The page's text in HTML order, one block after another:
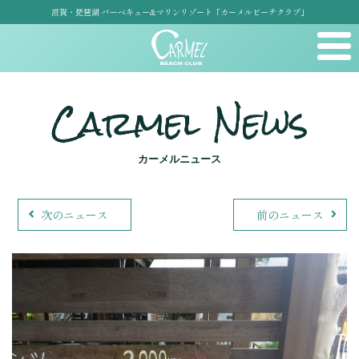
滋賀・琵琶湖 バーベキュー&マリンリゾート「カーメルビーチクラブ」
Carmel News
カーメルニュース
次のニュース 前のニュース